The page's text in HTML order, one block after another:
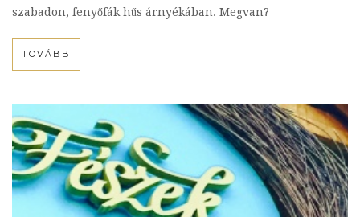
szabadon, fenyőfák hűs árnyékában. Megvan?
TOVÁBB